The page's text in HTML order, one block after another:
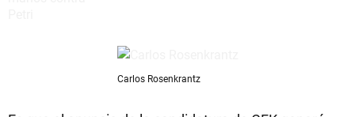
Carlos Rosenkrantz